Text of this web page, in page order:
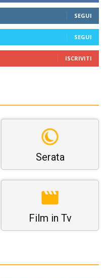
SEGUI
SEGUI
ISCRIVITI
Serata
Film in Tv